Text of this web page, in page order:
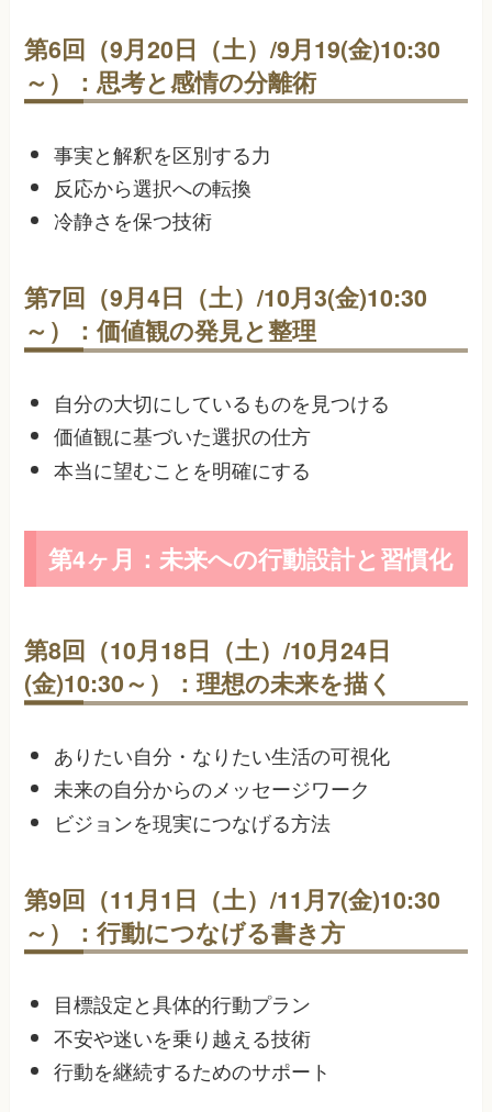
第6回（9月20日（土）/9月19(金)10:30
～）：思考と感情の分離術
事実と解釈を区別する力
反応から選択への転換
冷静さを保つ技術
第7回（9月4日（土）/10月3(金)10:30
～）：価値観の発見と整理
自分の大切にしているものを見つける
価値観に基づいた選択の仕方
本当に望むことを明確にする
第4ヶ月：未来への行動設計と習慣化
第8回（10月18日（土）/10月24日
(金)10:30～）：理想の未来を描く
ありたい自分・なりたい生活の可視化
未来の自分からのメッセージワーク
ビジョンを現実につなげる方法
第9回（11月1日（土）/11月7(金)10:30
～）：行動につなげる書き方
目標設定と具体的行動プラン
不安や迷いを乗り越える技術
行動を継続するためのサポート